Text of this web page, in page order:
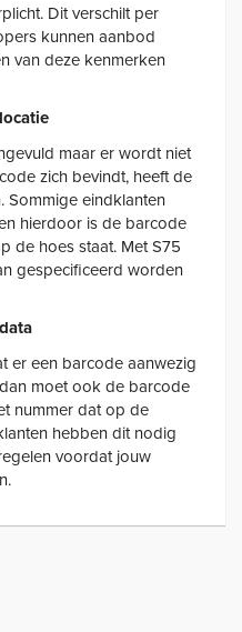
Dit verschilt per
kunnen aanbod
van deze kenmerken
maar er wordt niet
zich bevindt, heeft de
Sommige eindklanten
hierdoor is de barcode
de hoes staat. Met S75
gespecificeerd worden
er een barcode aanwezig
moet ook de barcode
nummer dat op de
hebben dit nodig
voordat jouw